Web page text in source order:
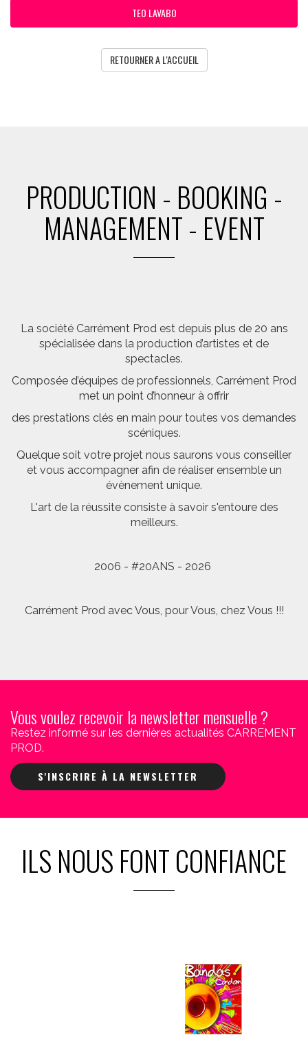
TEO LAVABO
RETOURNER A L'ACCUEIL
PRODUCTION - BOOKING -
MANAGEMENT - EVENT
La société Carrément Prod est depuis plus de 20 ans
spécialisée dans la production d’artistes et de
spectacles.
Composée d’équipes de professionnels, Carrément Prod
met un point d’honneur à offrir
des prestations clés en main pour toutes vos demandes
scéniques.
Quelque soit votre projet nous saurons vous conseiller
et vous accompagner afin de réaliser ensemble un
évènement unique.
L'art de la réussite consiste à savoir s'entoure des
meilleurs.
2006 - #20ANS - 2026
Carrément Prod avec Vous, pour Vous, chez Vous !!!
Vous voulez recevoir la newsletter mensuelle ?
Restez informé sur les dernières actualités CARREMENT
PROD.
S'INSCRIRE À LA NEWSLETTER
ILS NOUS FONT CONFIANCE